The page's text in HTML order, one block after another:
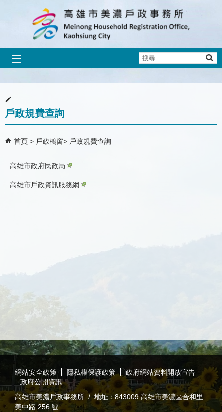
跳到主要內容區塊
搜
尋
:::
戶政規費查詢
首頁 戶政櫥窗 戶政規費查詢
高雄市政府民政局
高雄市戶政資訊服務網
:::
網站安全政策
隱私權保護政策
政府網站資料開放宣告
政府公開資訊
高雄市美濃戶政事務所 / 地址：843009 高雄市美濃區合和里
美中路 256 號